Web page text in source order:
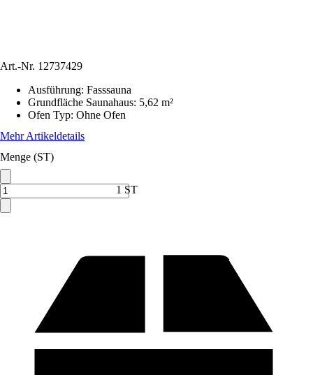
Art.-Nr. 12737429
Ausführung: Fasssauna
Grundfläche Saunahaus: 5,62 m²
Ofen Typ: Ohne Ofen
Mehr Artikeldetails
Menge (ST)
1 ST